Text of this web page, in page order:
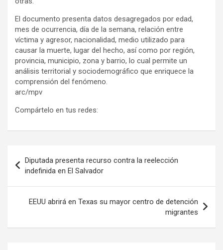
El documento presenta datos desagregados por edad,
mes de ocurrencia, día de la semana, relación entre
víctima y agresor, nacionalidad, medio utilizado para
causar la muerte, lugar del hecho, así como por región,
provincia, municipio, zona y barrio, lo cual permite un
análisis territorial y sociodemográfico que enriquece la
comprensión del fenómeno.
arc/mpv
Compártelo en tus redes:
de
entradas
Diputada presenta recurso contra la reelección
indefinida en El Salvador
EEUU abrirá en Texas su mayor centro de detención
migrantes